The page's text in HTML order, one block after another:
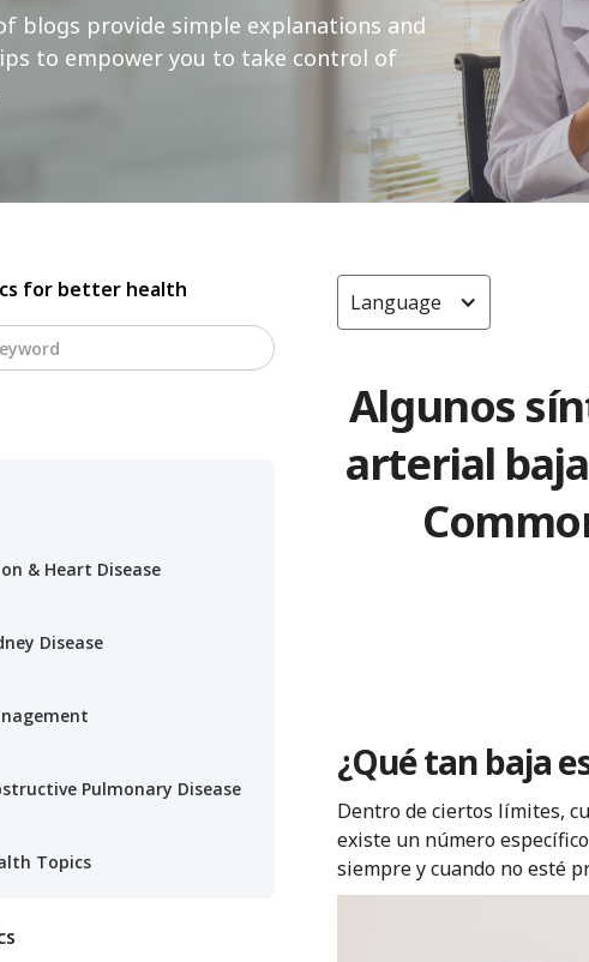
blogs provide simple explanations and
to empower you to take control of
for better health
& Heart Disease
Disease
Pulmonary Disease
Topics
Language
Algunos
arterial
¿Qué tan baja
Dentro de ciertos límites,
existe un número
siempre y cuando no esté